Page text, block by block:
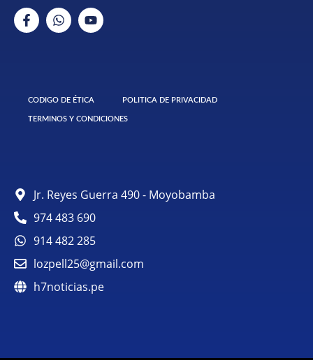
CODIGO DE ÉTICA POLITICA DE PRIVACIDAD
TERMINOS Y CONDICIONES
Jr. Reyes Guerra 490 - Moyobamba
974 483 690
914 482 285
lozpell25@gmail.com
h7noticias.pe